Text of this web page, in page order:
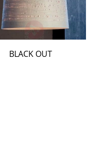
BLACK OUT